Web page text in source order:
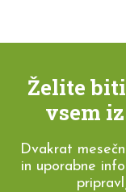
Želite
vsem
Dvakrat
in uporabne